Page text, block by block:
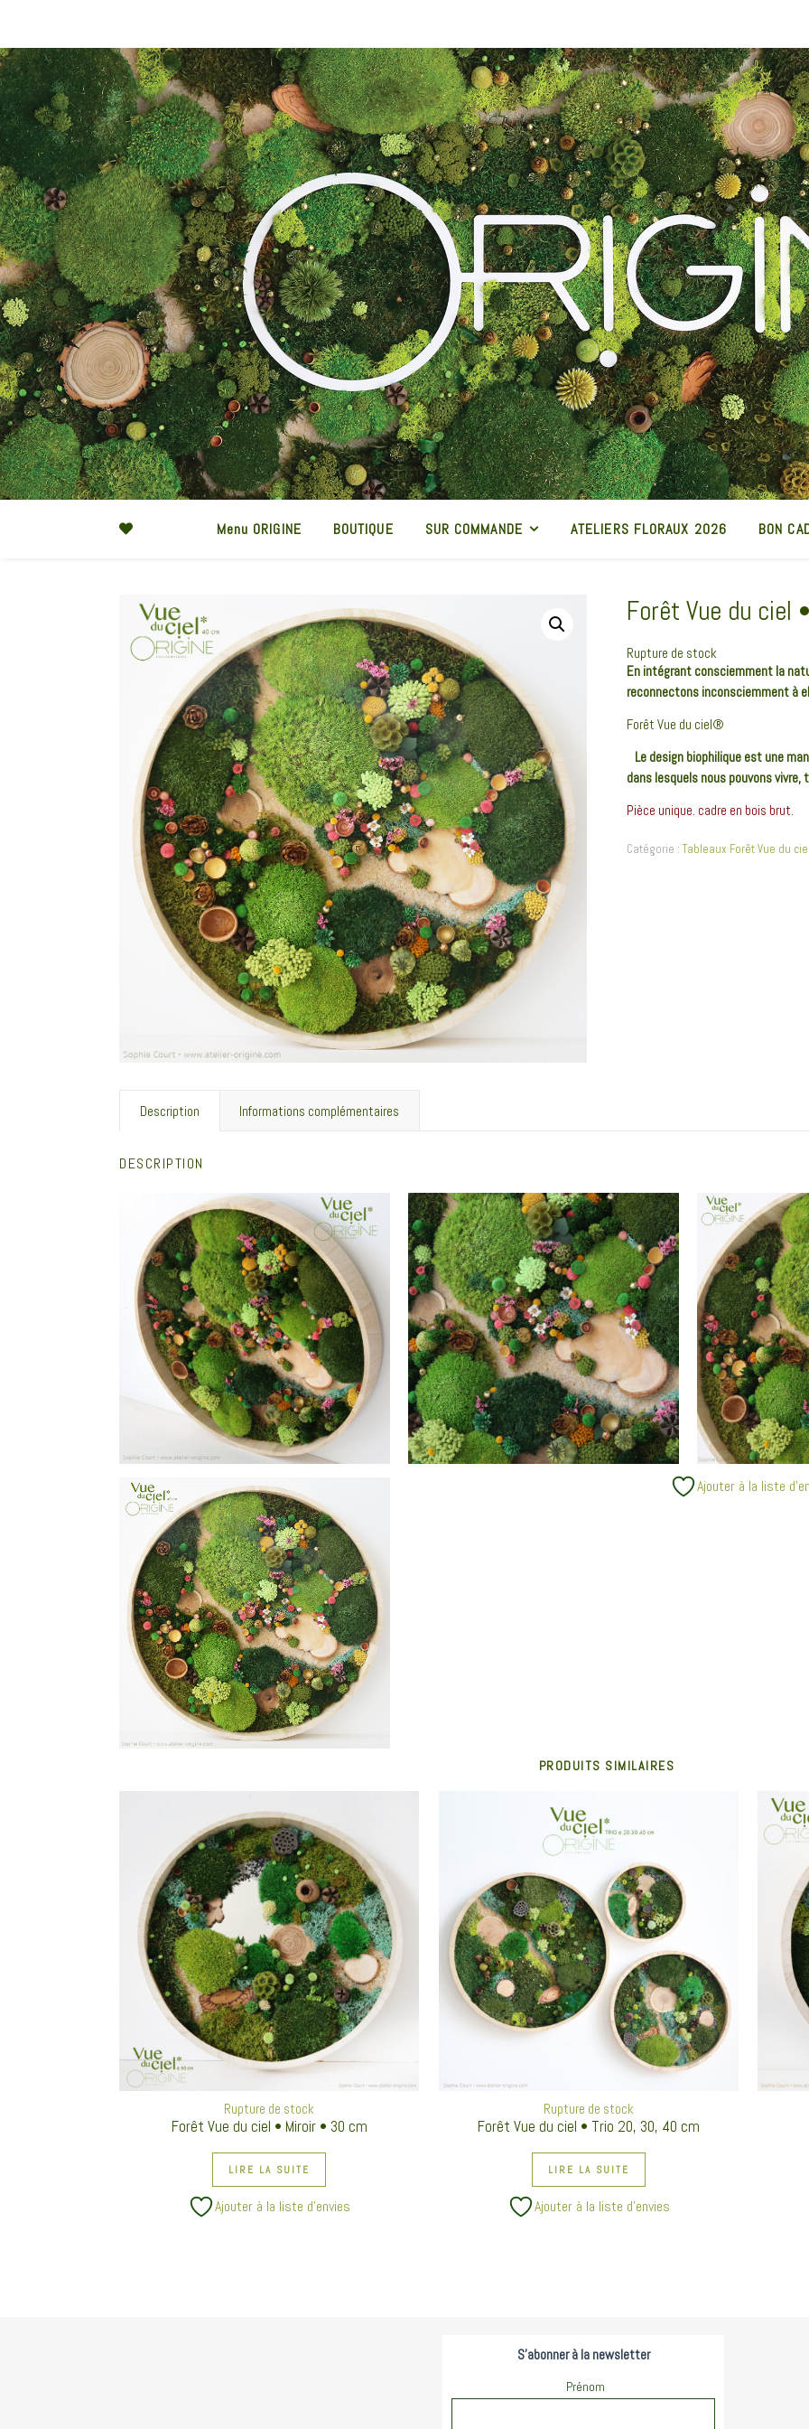
Menu ORIGINE BOUTIQUE SUR COMMANDE ATELIERS FLORAUX 2026 BON
Forêt Vue du ciel
Rupture de stock
En intégrant consciemment la
reconnectons inconsciemment à
Forêt Vue du ciel®
Le design biophilique est une
dans lesquels nous pouvons vivre,
Pièce unique. cadre en bois brut.
Catégorie : Tableaux Forêt Vue du
Description Informations complémentaires
DESCRIPTION
Ajouter à la liste
PRODUITS SIMILAIRES
Rupture de stock
Forêt Vue du ciel • Miroir • 30 cm
LIRE LA SUITE
Ajouter à la liste d’envies
Rupture de stock
Forêt Vue du ciel • Trio 20, 30, 40 cm
LIRE LA SUITE
Ajouter à la liste d’envies
S'abonner à la newsletter
Prénom